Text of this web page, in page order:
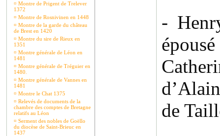
¤ Montre de Prigent de Trelever
1372
¤ Montre de Rosnivinen en 1448
¤ Montre de la garde du château
de Brest en 1420
¤ Montre du sire de Rieux en
1351
¤ Montre générale de Léon en
1481
¤ Montre générale de Tréguier en
1480.
¤ Montre générale de Vannes en
1481
¤ Montre le Chat 1375
¤ Relevés de documents de la
chambre des comptes de Bretagne
relatifs au Léon
¤ Serment des nobles de Goëllo
du diocèse de Saint-Brieuc en
1437
-
de